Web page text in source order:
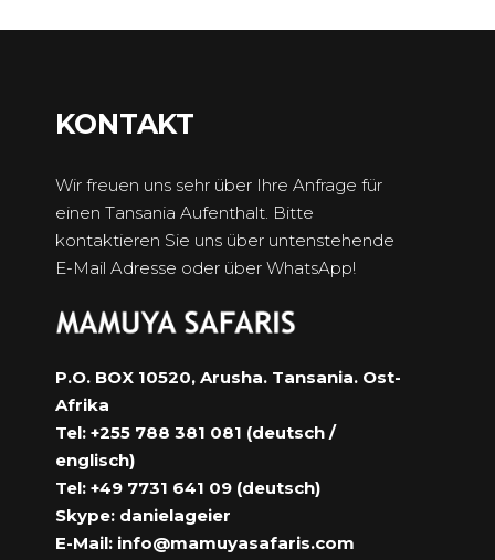
KONTAKT
Wir freuen uns sehr über Ihre Anfrage für
einen Tansania Aufenthalt. Bitte
kontaktieren Sie uns über untenstehende
E-Mail Adresse oder über WhatsApp!
P.O. BOX 10520, Arusha. Tansania. Ost-
Afrika
Tel: +255 788 381 081 (deutsch /
englisch)
Tel: +49 7731 641 09 (deutsch)
Skype: danielageier
E-Mail: info@mamuyasafaris.com